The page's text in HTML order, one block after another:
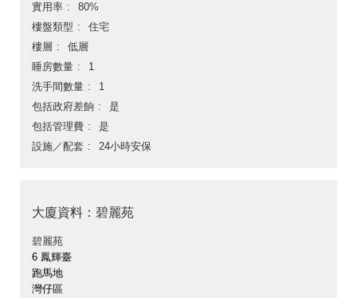
實用率
80%
樓盤類型
住宅
樓層
低層
睡房數量
1
洗手間數量
1
包括政府差餉
是
包括管理費
是
設施／配套
24小時安保
大廈資料：碧麗苑
碧麗苑
6 鳳輝臺
跑馬地
灣仔區